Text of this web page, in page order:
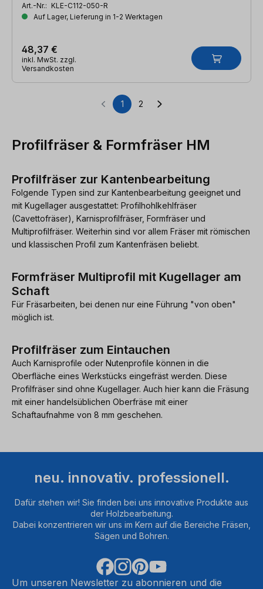
Art.-Nr.: KLE-C112-050-R
Auf Lager, Lieferung in 1-2 Werktagen
48,37 €
inkl. MwSt. zzgl.
Versandkosten
Seite
1 Seite
2
Profilfräser & Formfräser HM
Profilfräser zur Kantenbearbeitung
Folgende Typen sind zur Kantenbearbeitung geeignet und
mit Kugellager ausgestattet: Profilhohlkehlfräser
(Cavettofräser), Karnisprofilfräser, Formfräser und
Multiprofilfräser. Weiterhin sind vor allem Fräser mit römischen
und klassischen Profil zum Kantenfräsen beliebt.
Formfräser Multiprofil mit Kugellager am
Schaft
Für Fräsarbeiten, bei denen nur eine Führung "von oben"
möglich ist.
Profilfräser zum Eintauchen
Auch Karnisprofile oder Nutenprofile können in die
Oberfläche eines Werkstücks eingefräst werden. Diese
Profilfräser sind ohne Kugellager. Auch hier kann die Fräsung
mit einer handelsüblichen Oberfräse mit einer
Schaftaufnahme von 8 mm geschehen.
neu. innovativ. professionell.
Dafür stehen wir! Sie finden bei uns innovative Produkte aus
der Holzbearbeitung.
Dabei konzentrieren wir uns im Kern auf die Bereiche Fräsen,
Sägen und Bohren.
Um unseren Newsletter zu abonnieren und die